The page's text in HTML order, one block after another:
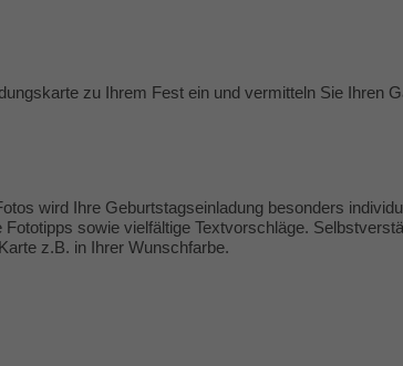
zu Ihrem Fest ein und vermitteln Sie Ihren
wird Ihre Geburtstagseinladung besonders
Fototipps sowie vielfältige Textvorschläge.
z.B. in Ihrer Wunschfarbe.